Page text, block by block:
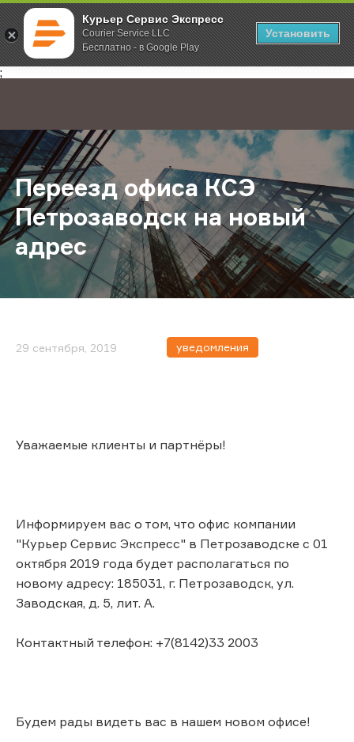
Курьер Сервис Экспресс
Courier Service LLC
Бесплатно - в Google Play
Установить
;
Главная О компании Новости Переезд офиса КСЭ
Переезд офиса КСЭ
Петрозаводск на новый
адрес
29 сентября, 2019 уведомления
Уважаемые клиенты и партнёры!
Информируем вас о том, что офис компании
"Курьер Сервис Экспресс" в Петрозаводске с 01
октября 2019 года будет располагаться по
новому адресу: 185031, г. Петрозаводск, ул.
Заводская, д. 5, лит. А.
Контактный телефон: +7(8142)33 2003
Будем рады видеть вас в нашем новом офисе!